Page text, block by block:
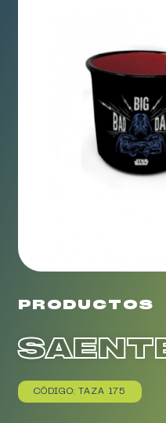
PRODUCTOS
CÓDIGO: TAZA 175